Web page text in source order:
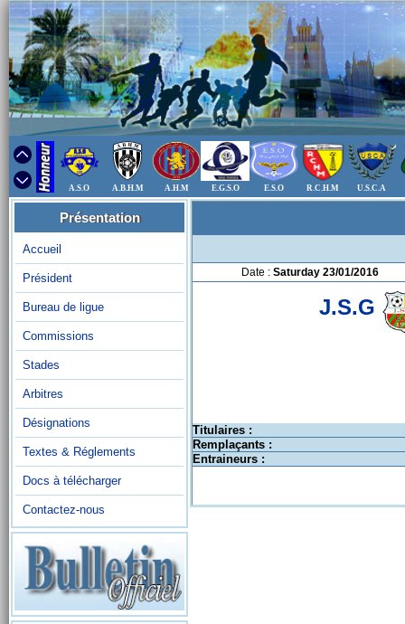
A.S.O A.B.H.M A.H.M E.G.S.O E.S.O R.C.H.M U.S.C.A
Présentation
Accueil
Président
Bureau de ligue
Commissions
Stades
Arbitres
Désignations
Textes & Réglements
Docs à télécharger
Contactez-nous
Date : Saturday 23/01/2016
J.S.G
Titulaires :
Remplaçants :
Entraineurs :